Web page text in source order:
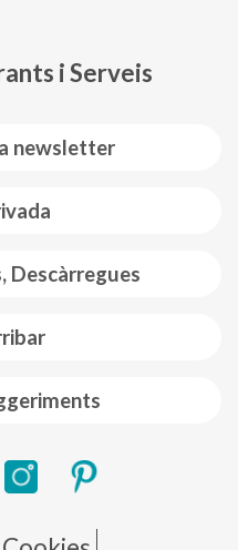
newsletter
Descàrregues
i Serveis